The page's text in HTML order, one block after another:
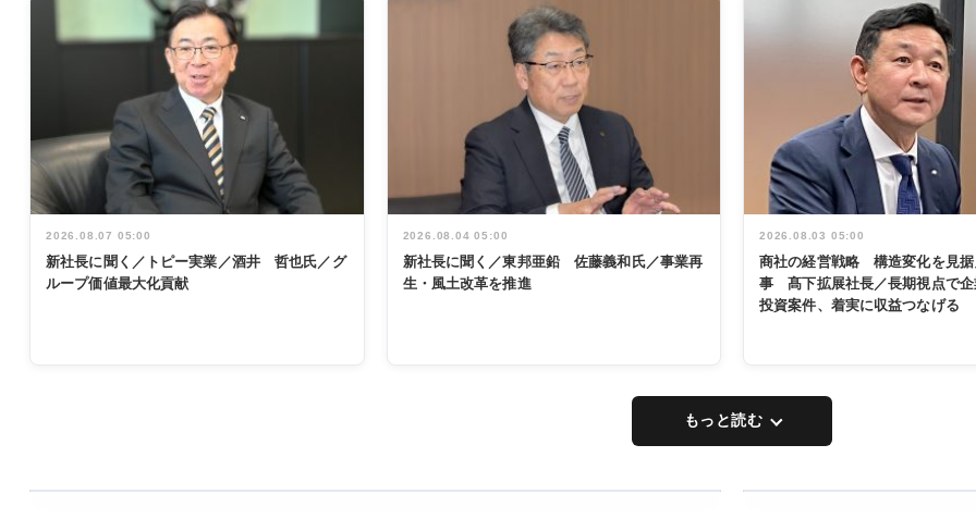
2026.08.07 05:00
新社長に聞く／トピー実業／酒井 哲也氏／グ
ループ価値最大化貢献
2026.08.04 05:00
新社長に聞く／東邦亜鉛 佐藤義和氏／事業再
生・風土改革を推進
2026.08.03 05:00
商社の経営戦略 構造変化を見据
事 髙下拡展社長／長期視点で企
投資案件、着実に収益つなげる
もっと読む